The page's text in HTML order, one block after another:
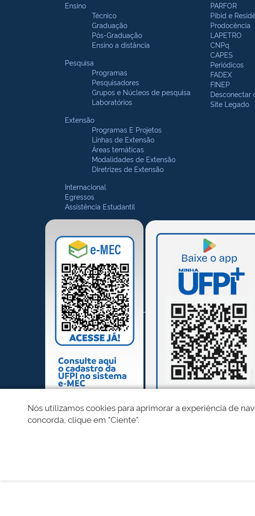
Ensino
Técnico
Graduação
Pós-Graduação
Ensino a distância
Pesquisa
Programas
Pesquisadores
Grupos e Núcleos de pesquisa
Laboratórios
Extensão
Programas E Projetos
Linhas de Extensão
Áreas temáticas
Modalidades de Extensão
Diretrizes de Extensão
Internacional
Egressos
Assistência Estudantil
PARFOR
Pibid e
Prodocência
LAPETRO
CNPq
CAPES
Periódicos
FADEX
FINEP
Desconectar
Site Legado
Nós utilizamos cookies para aprimorar a experiência de
concorda, clique em "Ciente".